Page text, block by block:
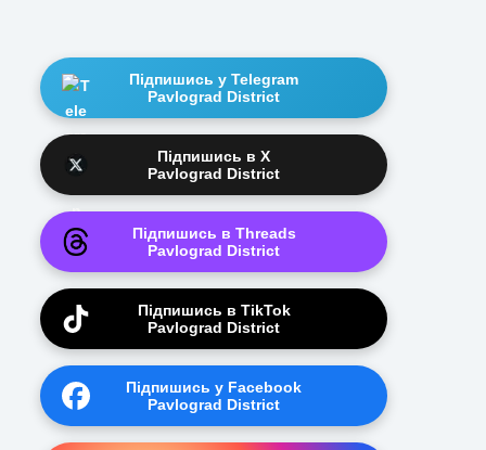
Підпишись у Telegram
Pavlograd District
Підпишись в X
Pavlograd District
Підпишись в Threads
Pavlograd District
Підпишись в TikTok
Pavlograd District
Підпишись у Facebook
Pavlograd District